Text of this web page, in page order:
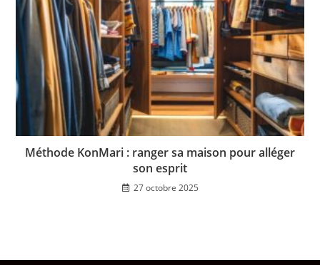
Méthode KonMari : ranger sa maison pour alléger
son esprit
27 octobre 2025